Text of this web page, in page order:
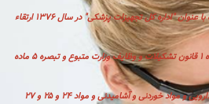
به ضرورت اهمیت و گستردگی کار، اداره با عنوان "اداره کل تجهیزات پزشکی" در سال ۱۳۷۶ ارتقاء
به استناد بندهای ۱۱ و ۱۲ و ۱۳ و ۱۷ ماده ۱ قانون تشکیلات و وظایف وزارت متبوع و تبصره ۵ ماده
تبصره ۲ ماده ۳ مقررات امور پزشکی، دارویی و مواد خوردنی و آشامیدنی و مواد ۲۴ و ۲۵ و ۲۷